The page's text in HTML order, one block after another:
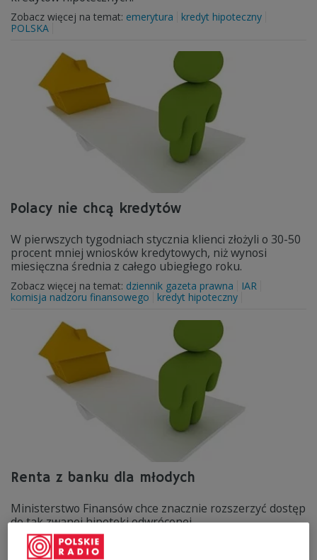
Zobacz więcej na temat: emerytura
kredyt hipoteczny
POLSKA
Polacy nie chcą kredytów
W pierwszych tygodniach stycznia klienci złożyli o 30-50
procent mniej wniosków kredytowych, niż wynosi
miesięczna średnia z całego ubiegłego roku.
Zobacz więcej na temat: dziennik gazeta prawna
IAR
komisja nadzoru finansowego
kredyt hipoteczny
Renta z banku dla młodych
Ministerstwo Finansów chce znacznie rozszerzyć dostęp
do tak zwanej hipoteki odwróconej.
Zobacz więcej na temat:
odwrócona hipoteka